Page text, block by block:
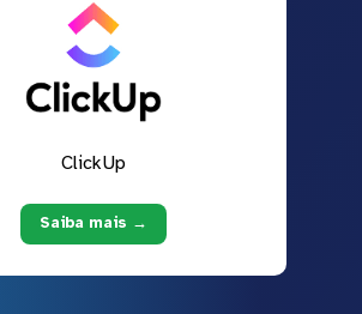
ClickUp
Saiba mais →